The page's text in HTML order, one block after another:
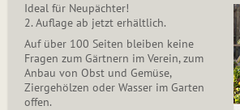
Ideal für Neupächter!
2. Auflage ab jetzt erhältlich.
Auf über 100 Seiten bleiben keine
Fragen zum Gärtnern im Verein, zum
Anbau von Obst und Gemüse,
Ziergehölzen oder Wasser im Garten
offen.